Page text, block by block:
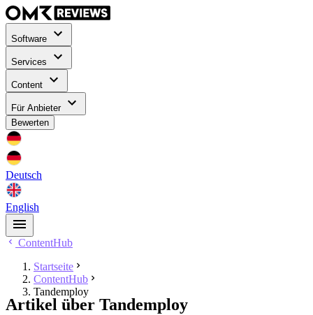
Software
Services
Content
Für Anbieter
Bewerten
Deutsch
English
ContentHub
Startseite
ContentHub
Tandemploy
Artikel über Tandemploy